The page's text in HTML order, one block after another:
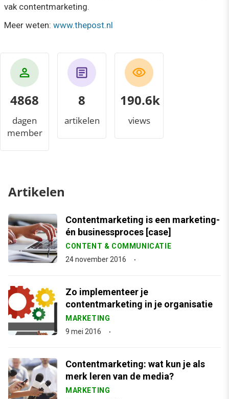
vak contentmarketing.
Meer weten: www.thepost.nl
4868
dagen
member
8
artikelen
206.7k
views
Artikelen
Contentmarketing is een marketing-
én businessproces [case]
CONTENT & COMMUNICATIE
24 november 2016
Zo implementeer je
contentmarketing in je organisatie
MARKETING
9 mei 2016
Contentmarketing: wat kun je als
merk leren van de media?
MARKETING